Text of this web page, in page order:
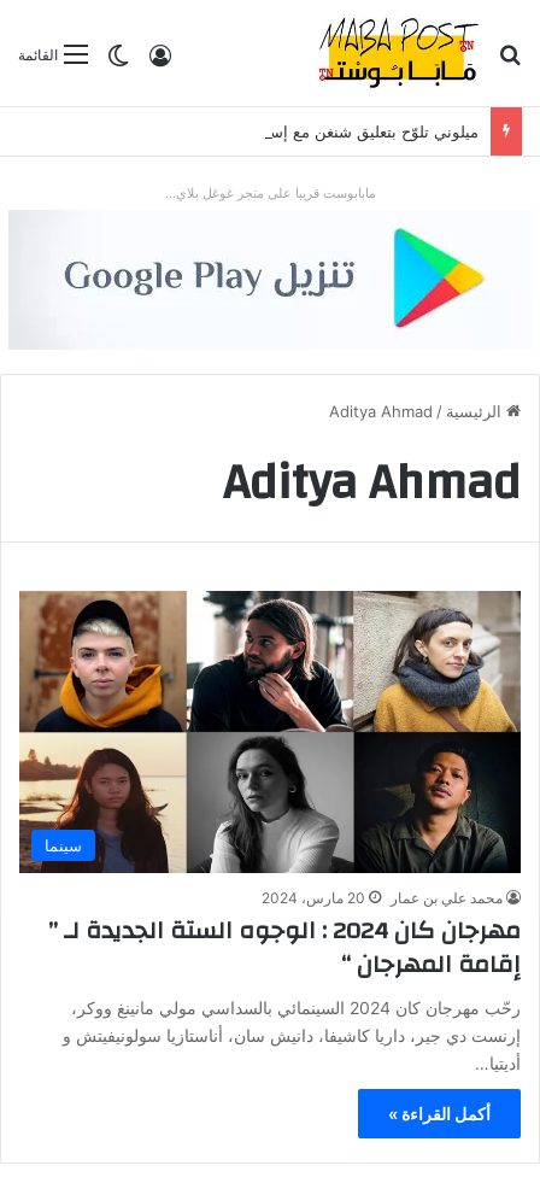
القائمةالوضع
تسجيل الدخول بحث عن
ميلوني تلوّح بتعليق شنغن مع إسبانيا بعد موجة الهجرة في سبتة
مابابوست قريبا على متجر غوغل بلاي...
الرئيسية /
Aditya Ahmad
Aditya Ahmad
سينما
محمد علي بن عمار 20 مارس، 2024
مهرجان كان 2024 : الوجوه الستة الجديدة لـ ”
إقامة المهرجان “
رحّب مهرجان كان 2024 السينمائي بالسداسي مولي مانينغ ووكر،
إرنست دي جير، داريا كاشيفا، دانيش سان، أناستازيا سولونيفيتش و
أديتيا…
أكمل القراءة »